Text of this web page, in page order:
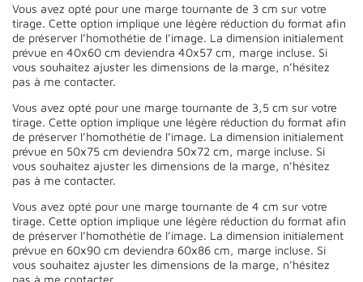
Vous avez opté pour une marge tournante de 3 cm sur votre
tirage. Cette option implique une légère réduction du format afin
de préserver l’homothétie de l’image. La dimension initialement
prévue en 40x60 cm deviendra 40x57 cm, marge incluse. Si
vous souhaitez ajuster les dimensions de la marge, n’hésitez
pas à me contacter.
Vous avez opté pour une marge tournante de 3,5 cm sur votre
tirage. Cette option implique une légère réduction du format afin
de préserver l’homothétie de l’image. La dimension initialement
prévue en 50x75 cm deviendra 50x72 cm, marge incluse. Si
vous souhaitez ajuster les dimensions de la marge, n’hésitez
pas à me contacter.
Vous avez opté pour une marge tournante de 4 cm sur votre
tirage. Cette option implique une légère réduction du format afin
de préserver l’homothétie de l’image. La dimension initialement
prévue en 60x90 cm deviendra 60x86 cm, marge incluse. Si
vous souhaitez ajuster les dimensions de la marge, n’hésitez
pas à me contacter.